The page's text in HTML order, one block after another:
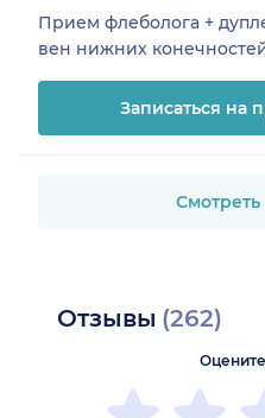
Прием флеболога +
вен нижних
Записаться на
Отзывы (262)